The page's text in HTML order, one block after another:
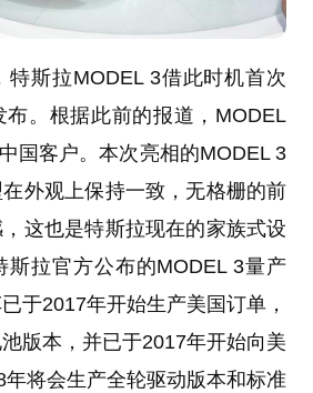
特斯拉MODEL 3借此时机首次
。根据此前的报道，MODEL
国客户。本次亮相的MODEL 3
外观上保持一致，无格栅的前
这也是特斯拉现在的家族式设
斯拉官方公布的MODEL 3量产
于2017年开始生产美国订单，
版本，并已于2017年开始向美
年将会生产全轮驱动版本和标准